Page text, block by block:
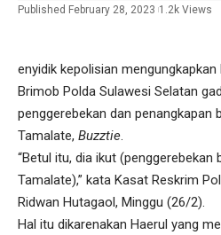
Published February 28, 2023 1.2k Views
enyidik kepolisian
Brimob Polda Sulawesi Selatan
penggerebekan dan penangkapan
Tamalate, Buzztie.
“Betul itu, dia ikut
Tamalate),” kata Kasat Reskrim
Ridwan Hutagaol, Minggu (26/2).
Hal itu dikarenakan Haerul yang